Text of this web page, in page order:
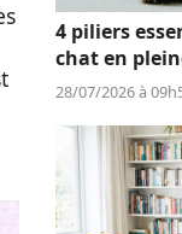
4 piliers
chat en
28/07/2026 à